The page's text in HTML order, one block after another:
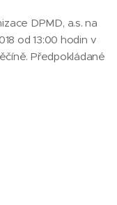
DPMD, a.s. na
od 13:00 hodin v
Předpokládané